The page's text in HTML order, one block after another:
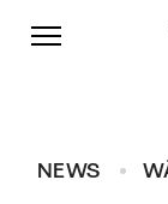
Überspringen
Zurück zur
Gehe zur
NEWS
Zurück zur